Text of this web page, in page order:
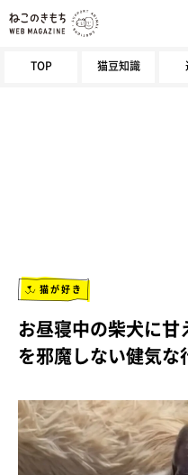
TOP 猫豆知識
猫が好き
お昼寝中の柴犬に
を邪魔しない健気な